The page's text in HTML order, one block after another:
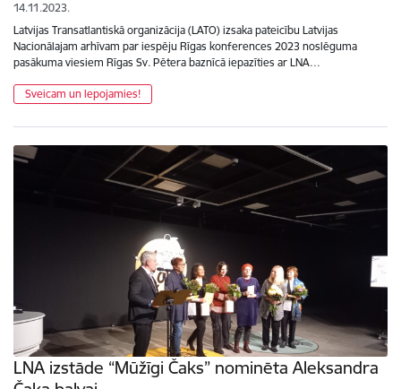
14.11.2023.
Latvijas Transatlantiskā organizācija (LATO) izsaka pateicību Latvijas
Nacionālajam arhīvam par iespēju Rīgas konferences 2023 noslēguma
pasākuma viesiem Rīgas Sv. Pētera baznīcā iepazīties ar LNA…
Sveicam un lepojamies!
LNA izstāde “Mūžīgi Čaks” nominēta Aleksandra